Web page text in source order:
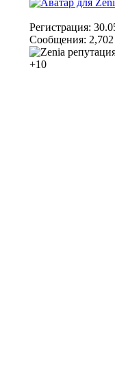
Регистрация:
Сообщения: 2,702